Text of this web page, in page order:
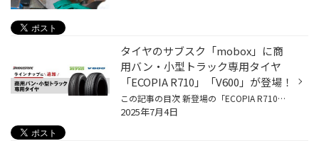
タイヤのサブスク「mobox」に商
用バン・小型トラック専用タイヤ
「ECOPIA R710」「V600」が登場！
この記事の目次 新登場の「ECOPIA R710」「V600」とは？ タイヤの月々の定額サービス「mobox」のご紹介 タイヤの月々の定額サービス「mobox」をご存じですか？ ブリヂストンのmoboxはタイヤだけでなく、お車のメンテナンスも定額で利用できるサービスです。 そんな「mobox」に商用バン・小型トラッ...
2025年7月4日